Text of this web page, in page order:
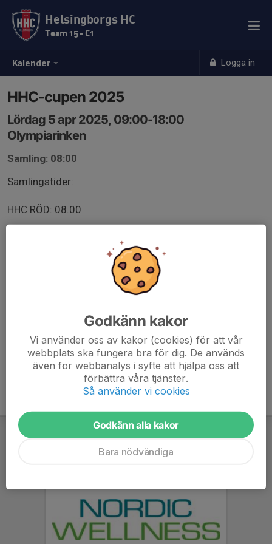
Kalender Logga in
Helsingborgs HC
Team 15 - C1
HHC-cupen 2025
Lördag 5 apr 2025, 09:00-18:00
Olympiarinken
Samling: 08:00
Samlingstider:
HHC RÖD: 08.00
Se spelschema för dagen i länk nedan
cuponline.se/games.aspx?
cupID=38345#&&class=42792&date=2025-04-
05&typ=&group=53846&arena=
Godkänn kakor
Vi använder oss av kakor (cookies) för att vår
webbplats ska fungera bra för dig. De används
även för webbanalys i syfte att hjälpa oss att
förbättra våra tjänster.
Så använder vi cookies
Godkänn alla kakor
Bara nödvändiga